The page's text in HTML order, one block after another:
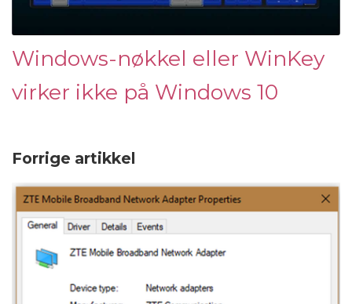
Windows-nøkkel eller WinKey
virker ikke på Windows 10
Forrige artikkel